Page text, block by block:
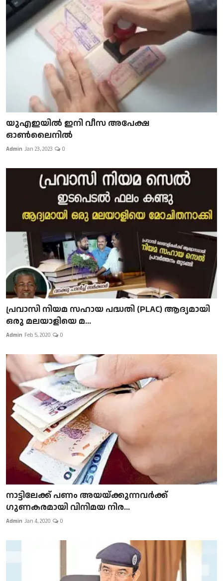
യുഎഇയിൽ ഇനി വീസ അപേക്ഷ
ഓൺലൈനിൽ
Admin Jan 23, 2023 0
പ്രവാസി നിയമ സഹായ പദ്ധതി (PLAC) ആദ്യമായി
ഒരു മലയാളിയെ മ...
Admin Feb 5, 2020 0
നാട്ടിലേക്ക് പണം അയയ്ക്കുന്നവർക്ക്
ഗുണകരമായി വിനിമയ നിര...
Admin Jan 4, 2020 0